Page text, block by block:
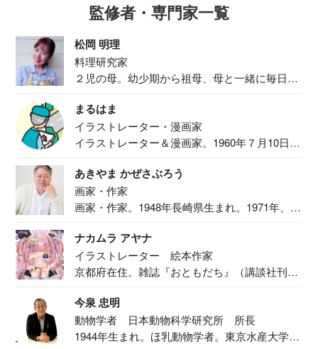
監修者・専門家一覧
松岡 明理
料理研究家
２児の母。幼少期から祖母、母と一緒に毎日の
まるはま
イラストレーター・漫画家
イラストレーター＆漫画家。1960年７月10日生
あきやま かぜさぶろう
画家・作家
画家・作家。1948年長崎県生まれ。1971年、
ナカムラ アヤナ
イラストレーター 絵本作家
京都府在住。雑誌『おともだち』（講談社刊）
今泉 忠明
動物学者 日本動物科学研究所 所長
1944年生まれ。ほ乳動物学者。東京水産大学卒